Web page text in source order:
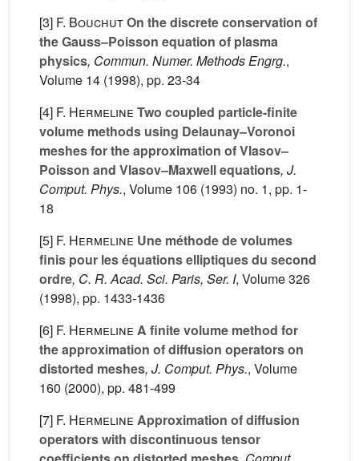
[3] F. BouchutOn the discrete conservation of
the Gauss–Poisson equation of plasma
physics, Commun. Numer. Methods Engrg.,
Volume 14 (1998), pp. 23-34
[4] F. Hermeline Two coupled particle-finite
volume methods using Delaunay–Voronoi
meshes for the approximation of Vlasov–
Poisson and Vlasov–Maxwell equations, J.
Comput. Phys., Volume 106 (1993) no. 1, pp. 1-
18
[5] F. Hermeline Une méthode de volumes
finis pour les équations elliptiques du second
ordre, C. R. Acad. Sci. Paris, Ser. I, Volume 326
(1998), pp. 1433-1436
[6] F. Hermeline A finite volume method for
the approximation of diffusion operators on
distorted meshes, J. Comput. Phys., Volume
160 (2000), pp. 481-499
[7] F. Hermeline Approximation of diffusion
operators with discontinuous tensor